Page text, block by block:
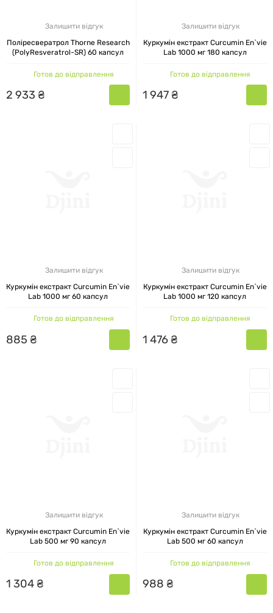
Залишити відгук
Поліресвератрол Thorne Research
(PolyResveratrol-SR) 60 капсул
Готов до відправлення
2 933 ₴
Залишити відгук
Куркумін екстракт Curcumin En`vie
Lab 1000 мг 180 капсул
Готов до відправлення
1 947₴
Залишити відгук
Куркумін екстракт Curcumin En`vie
Lab 1000 мг 60 капсул
Готов до відправлення
885 ₴
Залишити відгук
Куркумін екстракт Curcumin En`vie
Lab 1000 мг 120 капсул
Готов до відправлення
1 476₴
Залишити відгук
Куркумін екстракт Curcumin En`vie
Lab 500 мг 90 капсул
Готов до відправлення
1 304₴
Залишити відгук
Куркумін екстракт Curcumin En`vie
Lab 500 мг 60 капсул
Готов до відправлення
988 ₴